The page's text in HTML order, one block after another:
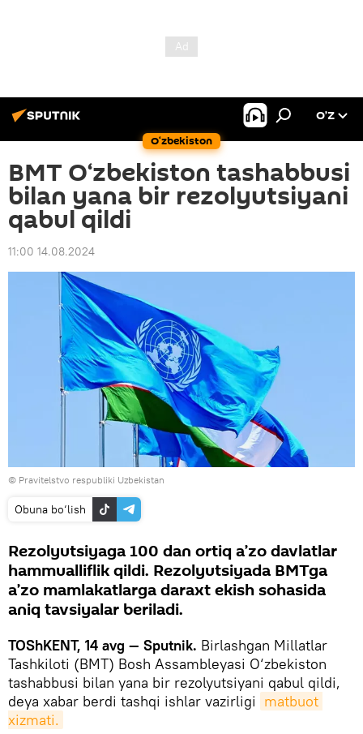
O‘zbekiston
O’Z
BMT O‘zbekiston tashabbusi
bilan yana bir rezolyutsiyani
qabul qildi
11:00 14.08.2024
© Pravitelstvo respubliki Uzbekistan
Obuna bo‘lish
Rezolyutsiyaga 100 dan ortiq a’zo davlatlar
hammualliflik qildi. Rezolyutsiyada BMTga
a’zo mamlakatlarga daraxt ekish sohasida
aniq tavsiyalar beriladi.
TOShKENT, 14 avg — Sputnik. Birlashgan Millatlar
Tashkiloti (BMT) Bosh Assambleyasi O‘zbekiston
tashabbusi bilan yana bir rezolyutsiyani qabul qildi,
deya xabar berdi tashqi ishlar vazirligi matbuot
xizmati.